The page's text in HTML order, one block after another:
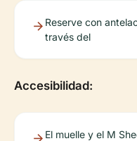
Reserve con
través del
Accesibilidad:
El muelle y el M